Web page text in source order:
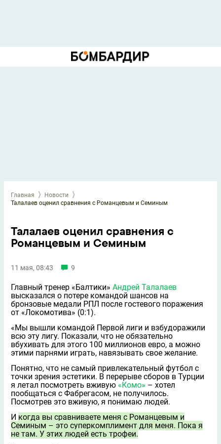
Главная
Новости
Талалаев оценил сравнения с Романцевым и Семиным
Талалаев оценил сравнения с
Романцевым и Семиным
11 мая, 08:43 9
Главный тренер «Балтики» Андрей Талалаев
высказался о потере командой шансов на
бронзовые медали РПЛ после гостевого поражения
от «Локомотива» (0:1).
«Мы вышли командой Первой лиги и взбудоражили
всю эту лигу. Показали, что не обязательно
вбухивать для этого 100 миллионов евро, а можно
этими парнями играть, навязывать свое желание.
Понятно, что не самый привлекательный футбол с
точки зрения эстетики. В перерыве сборов в Турции
я летал посмотреть вживую «Комо» – хотел
пообщаться с Фабрегасом, не получилось.
Посмотрев это вживую, я понимаю людей.
И когда вы сравниваете меня с Романцевым и
Семиным – это суперкомплимент для меня. Пока я
не там. У этих людей есть трофеи.